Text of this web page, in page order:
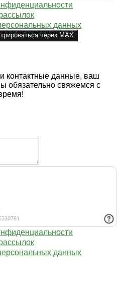
данных
через MAX
контактные данные, ваш
обязательно свяжемся с
данных